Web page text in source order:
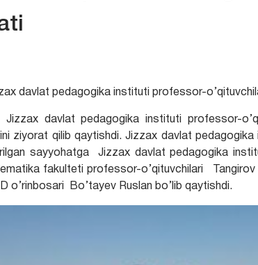
davlat pedagogika instituti professor-
pedagogika instituti professor-
ziyorat qilib qaytishdi. Jizzax davlat
sayyohatga Jizzax davlat pedagogika
fakulteti professor-o’qituvchilari Tangirov
o’rinbosari Bo’tayev Ruslan bo’lib qaytishdi.